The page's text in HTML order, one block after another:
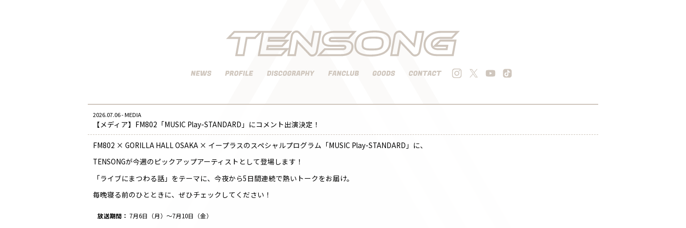
2026.07.06 - MEDIA
【メディア】FM802「MUSIC Play-STANDARD」にコメント出演決定！
FM802 × GORILLA HALL OSAKA × イープラスのスペシャルプログラム「MUSIC Play-STANDARD」に、
TENSONGが今週のピックアップアーティストとして登場します！
「ライブにまつわる話」をテーマに、今夜から5日間連続で熱いトークをお届け。
毎晩寝る前のひとときに、ぜひチェックしてください！
放送期間： 7月6日（月）〜7月10日（金）